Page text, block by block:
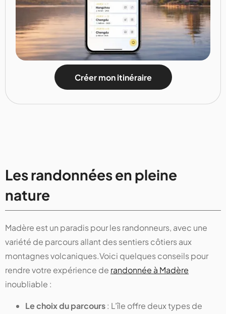
Créer mon itinéraire
Les randonnées en pleine
nature
Madère est un paradis pour les randonneurs, avec une
variété de parcours allant des sentiers côtiers aux
montagnes volcaniques.Voici quelques conseils pour
rendre votre expérience de randonnée à Madère
inoubliable :
Le choix du parcours: L'île offre deux types de